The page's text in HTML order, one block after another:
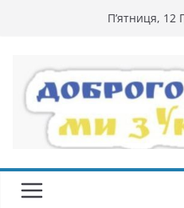
П’ятниця, 12